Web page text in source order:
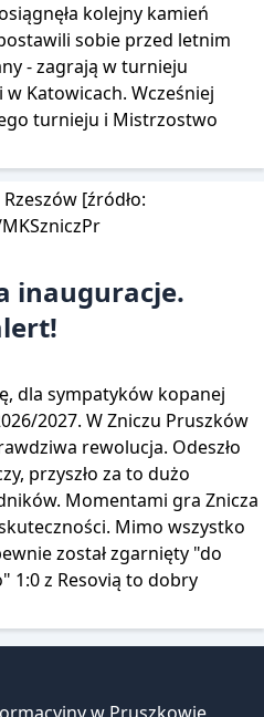
kolejny kamień
sobie przed letnim
- zagrają w turnieju
Katowicach. Wcześniej
turnieju i Mistrzostwo
inauguracje.
dla sympatyków kopanej
2027. W Zniczu Pruszków
rewolucja. Odeszło
przyszło za to dużo
Momentami gra Znicza
Mimo wszystko
został zgarnięty "do
1:0 z Resovią to dobry